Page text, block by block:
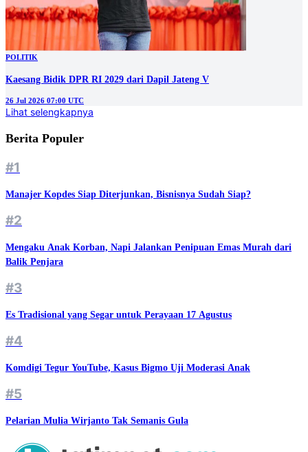
POLITIK
Kaesang Bidik DPR RI 2029 dari Dapil Jateng V
26 Jul 2026 07:00 UTC
Lihat selengkapnya
Berita Populer
#1
Manajer Kopdes Siap Diterjunkan, Bisnisnya Sudah Siap?
#2
Mengaku Anak Korban, Napi Jalankan Penipuan Emas Murah dari
Balik Penjara
#3
Es Tradisional yang Segar untuk Perayaan 17 Agustus
#4
Komdigi Tegur YouTube, Kasus Bigmo Uji Moderasi Anak
#5
Pelarian Mulia Wirjanto Tak Semanis Gula